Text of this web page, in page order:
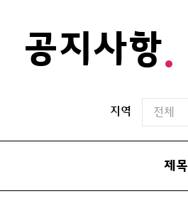
공지사항
지역 전체
제목